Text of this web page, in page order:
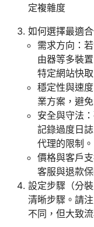
定複雜度
如何選擇最適
需求方向：
由器等多裝
特定網站快
穩定性與速
業方案，避
安全與守法
記錄過度日
代理的限制。
價格與客戶
客服與退款
設定步驟（分
清晰步驟。請
不同，但大致